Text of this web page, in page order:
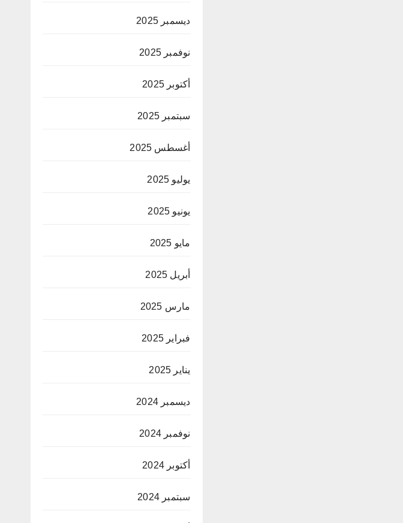
ديسمبر 2025
نوفمبر 2025
أكتوبر 2025
سبتمبر 2025
أغسطس 2025
يوليو 2025
يونيو 2025
مايو 2025
أبريل 2025
مارس 2025
فبراير 2025
يناير 2025
ديسمبر 2024
نوفمبر 2024
أكتوبر 2024
سبتمبر 2024